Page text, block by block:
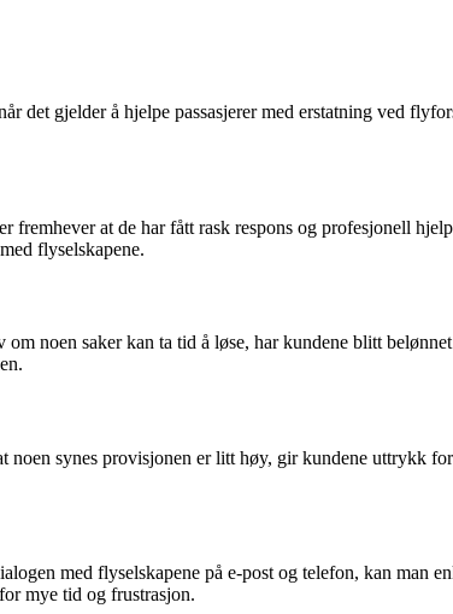
det gjelder å hjelpe passasjerer med erstatning ved
at de har fått rask respons og profesjonell
flyselskapene.
noen saker kan ta tid å løse, har kundene blitt
synes provisjonen er litt høy, gir kundene uttrykk
med flyselskapene på e-post og telefon, kan man
mye tid og frustrasjon.